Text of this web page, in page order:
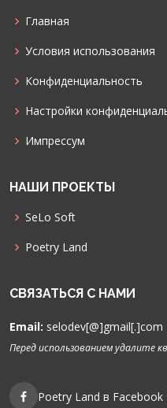
Главная
Условия использования
Конфиденциальность
Настройки
Импрессум
НАШИ ПРОЕКТЫ
SeLo Soft
Poetry Land
СВЯЗАТЬСЯ С НАМИ
Email: selodev[@]gmail[.]com
Перед использованием удалите
Poetry Land в Facebook